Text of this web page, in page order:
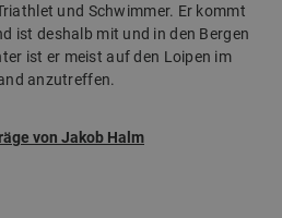
und Schwimmer. Er kommt
ist deshalb mit und in den Bergen
ist er meist auf den Loipen im
anzutreffen.
von Jakob Halm